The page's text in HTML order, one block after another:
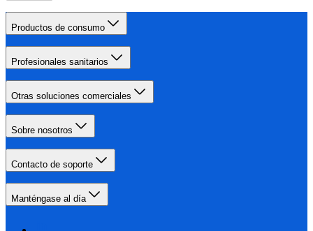
Productos de consumo
Profesionales sanitarios
Otras soluciones comerciales
Sobre nosotros
Contacto de soporte
Manténgase al día